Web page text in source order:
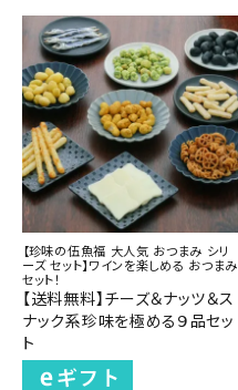
【珍味の伍魚福 大人気 おつまみ シリ
ーズ セット】ワインを楽しめる おつまみ
セット！
【送料無料】チーズ＆ナッツ＆ス
ナック系珍味を極める９品セッ
ト